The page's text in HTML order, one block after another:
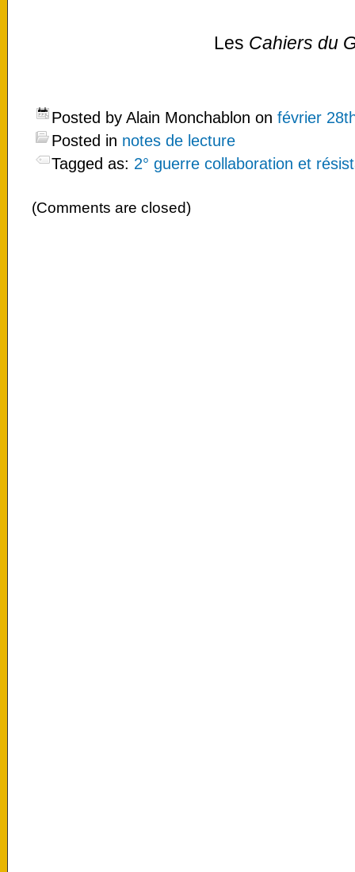
Les Cahiers du
Posted by Alain Monchablon on février
Posted in notes de lecture
Tagged as: 2° guerre collaboration et
(Comments are closed)